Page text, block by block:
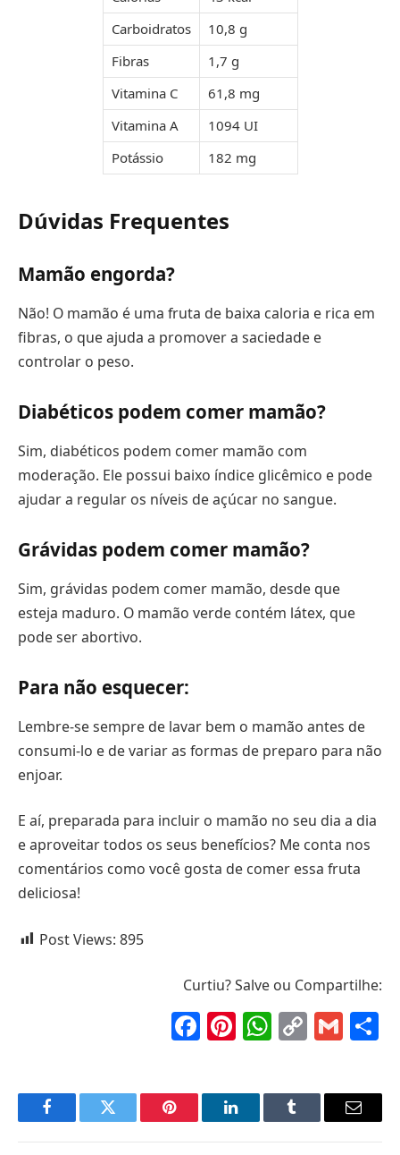
Carboidratos
10,8 g
Fibras
1,7 g
Vitamina C
61,8 mg
Vitamina A
1094 UI
Potássio
182 mg
Dúvidas Frequentes
Mamão engorda?
Não! O mamão é uma fruta de baixa caloria e rica em
fibras, o que ajuda a promover a saciedade e
controlar o peso.
Diabéticos podem comer mamão?
Sim, diabéticos podem comer mamão com
moderação. Ele possui baixo índice glicêmico e pode
ajudar a regular os níveis de açúcar no sangue.
Grávidas podem comer mamão?
Sim, grávidas podem comer mamão, desde que
esteja maduro. O mamão verde contém látex, que
pode ser abortivo.
Para não esquecer:
Lembre-se sempre de lavar bem o mamão antes de
consumi-lo e de variar as formas de preparo para não
enjoar.
E aí, preparada para incluir o mamão no seu dia a dia
e aproveitar todos os seus benefícios? Me conta nos
comentários como você gosta de comer essa fruta
deliciosa!
Post Views: 895
Curtiu? Salve ou Compartilhe:
Facebook
Pinterest
Copy
FacebookTwitter Pinterest LinkedInTumblr Email